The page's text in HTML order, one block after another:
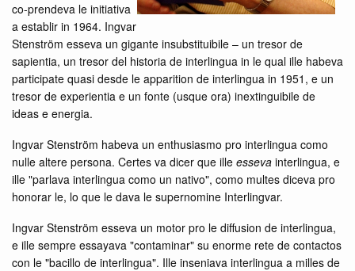
co-prendeva le initiativa
a establir in 1964. Ingvar
Stenström esseva un gigante insubstituibile – un tresor de
sapientia, un tresor del historia de interlingua in le qual ille habeva
participate quasi desde le apparition de interlingua in 1951, e un
tresor de experientia e un fonte (usque ora) inextinguibile de
ideas e energia.
Ingvar Stenström habeva un enthusiasmo pro interlingua como
nulle altere persona. Certes va dicer que ille esseva interlingua, e
ille "parlava interlingua como un nativo", como multes diceva pro
honorar le, lo que le dava le supernomine Interlingvar.
Ingvar Stenström esseva un motor pro le diffusion de interlingua,
e ille sempre essayava "contaminar" su enorme rete de contactos
con le "bacillo de interlingua". Ille inseniava interlingua a milles de